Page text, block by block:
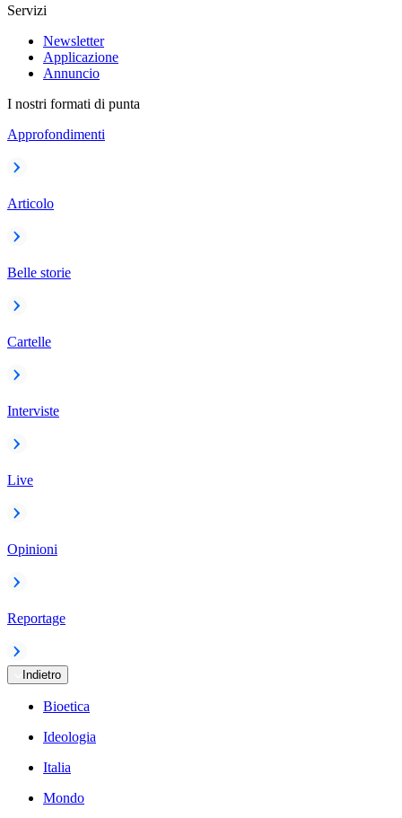
Servizi
Newsletter
Applicazione
Annuncio
I nostri formati di punta
Approfondimenti
Articolo
Belle storie
Cartelle
Interviste
Live
Opinioni
Reportage
Indietro
Bioetica
Ideologia
Italia
Mondo